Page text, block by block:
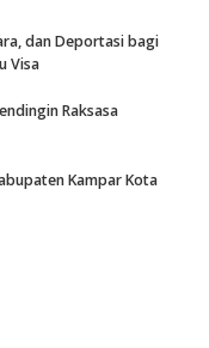
dan Deportasi bagi
Visa
Raksasa
Kampar Kota